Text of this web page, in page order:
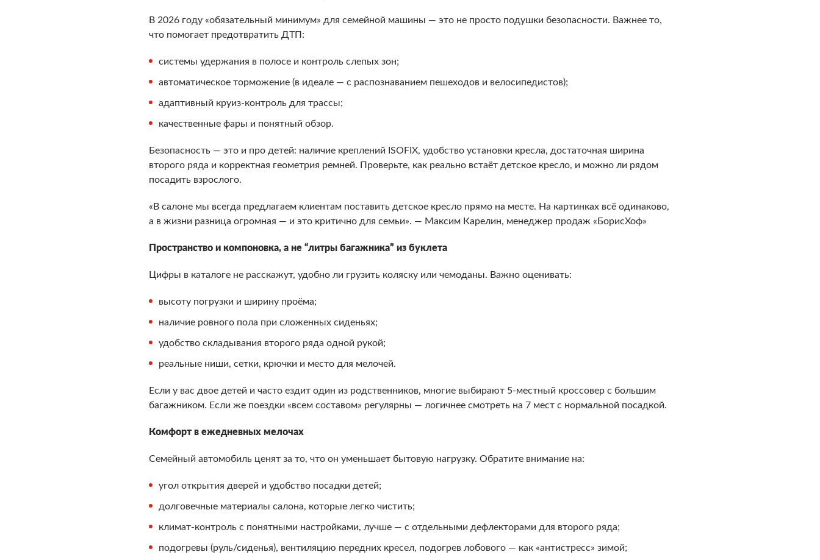
В 2026 году «обязательный минимум» для семейной машины — это не просто подушки безопасности. Важнее то,
что помогает предотвратить ДТП:
системы удержания в полосе и контроль слепых зон;
автоматическое торможение (в идеале — с распознаванием пешеходов и велосипедистов);
адаптивный круиз-контроль для трассы;
качественные фары и понятный обзор.
Безопасность — это и про детей: наличие креплений ISOFIX, удобство установки кресла, достаточная ширина
второго ряда и корректная геометрия ремней. Проверьте, как реально встаёт детское кресло, и можно ли рядом
посадить взрослого.
«В салоне мы всегда предлагаем клиентам поставить детское кресло прямо на месте. На картинках всё одинаково,
а в жизни разница огромная — и это критично для семьи». — Максим Карелин, менеджер продаж «БорисХоф»
Пространство и компоновка, а не “литры багажника” из буклета
Цифры в каталоге не расскажут, удобно ли грузить коляску или чемоданы. Важно оценивать:
высоту погрузки и ширину проёма;
наличие ровного пола при сложенных сиденьях;
удобство складывания второго ряда одной рукой;
реальные ниши, сетки, крючки и место для мелочей.
Если у вас двое детей и часто ездит один из родственников, многие выбирают 5-местный кроссовер с большим
багажником. Если же поездки «всем составом» регулярны — логичнее смотреть на 7 мест с нормальной посадкой.
Комфорт в ежедневных мелочах
Семейный автомобиль ценят за то, что он уменьшает бытовую нагрузку. Обратите внимание на:
угол открытия дверей и удобство посадки детей;
долговечные материалы салона, которые легко чистить;
климат-контроль с понятными настройками, лучше — с отдельными дефлекторами для второго ряда;
подогревы (руль/сиденья), вентиляцию передних кресел, подогрев лобового — как «антистресс» зимой;